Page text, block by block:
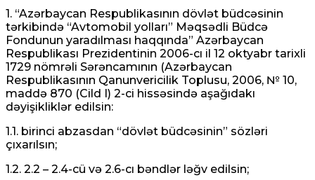
1. “Azərbaycan Respublikasının dövlət büdcəsinin
tərkibində “Avtomobil yolları” Məqsədli Büdcə
Fondunun yaradılması haqqında” Azərbaycan
Respublikası Prezidentinin 2006-cı il 12 oktyabr tarixli
1729 nömrəli Sərəncamının (Azərbaycan
Respublikasının Qanunvericilik Toplusu, 2006, № 10,
maddə 870 (Cild I) 2-ci hissəsində aşağıdakı
dəyişikliklər edilsin:
1.1. birinci abzasdan “dövlət büdcəsinin” sözləri
çıxarılsın;
1.2. 2.2 – 2.4-cü və 2.6-cı bəndlər ləğv edilsin;